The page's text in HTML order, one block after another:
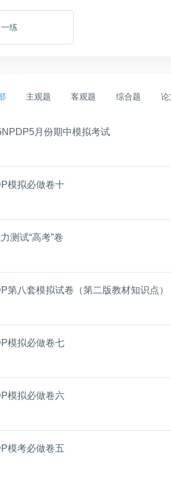
练
主观题 客观题 综合题 论
月份期中模拟考试
模拟必做卷十
测试“高考”卷
第八套模拟试卷（第二版教材知识点）
模拟必做卷七
模拟必做卷六
模考必做卷五